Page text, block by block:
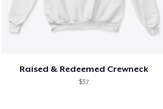
Raised & Redeemed Crewneck
$37
Unisex Premium Pullover Hoodie
Mug